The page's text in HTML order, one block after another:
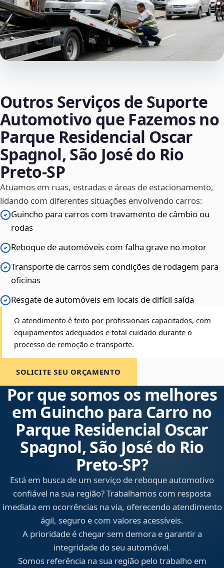
Outros Serviços de Suporte
Automotivo que Fazemos no
Parque Residencial Oscar
Spagnol, São José do Rio
Preto‑SP
Atuamos em ruas, estradas e áreas de estacionamento,
lidando com diferentes situações envolvendo carros:
Guincho para carros com travamento de câmbio ou
rodas
Reboque de automóveis com falha grave no motor
Transporte de carros sem condições de rodagem para
oficinas
Resgate de automóveis em locais de difícil saída
O atendimento é feito por profissionais capacitados, com
equipamentos adequados e total cuidado durante o
processo de remoção e transporte.
SOLICITE SEU ORÇAMENTO
Por que somos os melhores
em Guincho para Carro no
Parque Residencial Oscar
Spagnol, São José do Rio
Preto‑SP?
Está em busca de um serviço de reboque automotivo
confiável na sua região? Trabalhamos com resposta
imediata em ocorrências na via, oferecendo atendimento
ágil, seguro e com valores acessíveis.
A prioridade é chegar sem demora e garantir a
integridade do seu automóvel.
Somos referência na sua região pelo trabalho em